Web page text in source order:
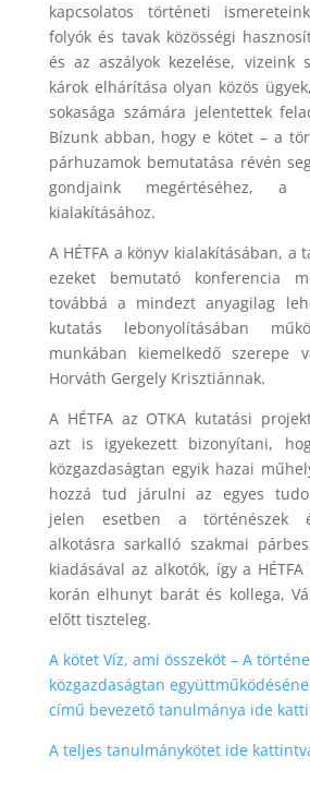
kapcsolatos történeti
folyók és tavak közösségi
és az aszályok kezelése, vizeink
károk elhárítása olyan közös
sokasága számára jelentettek
Bízunk abban, hogy e kötet – a
párhuzamok bemutatása révén
gondjaink megértéséhez, a
kialakításához.
A HÉTFA a könyv kialakításában, a
ezeket bemutató konferencia
továbbá a mindezt anyagilag
kutatás lebonyolításában
munkában kiemelkedő szerepe
Horváth Gergely Krisztiánnak.
A HÉTFA az OTKA kutatási
azt is igyekezett bizonyítani,
közgazdaságtan egyik hazai
hozzá tud járulni az egyes
jelen esetben a történészek
alkotásra sarkalló szakmai
kiadásával az alkotók, így a
korán elhunyt barát és kollega,
előtt tiszteleg.
A kötet Víz, ami összeköt – A
közgazdaságtan
című bevezető tanulmánya ide
A teljes tanulmánykötet ide